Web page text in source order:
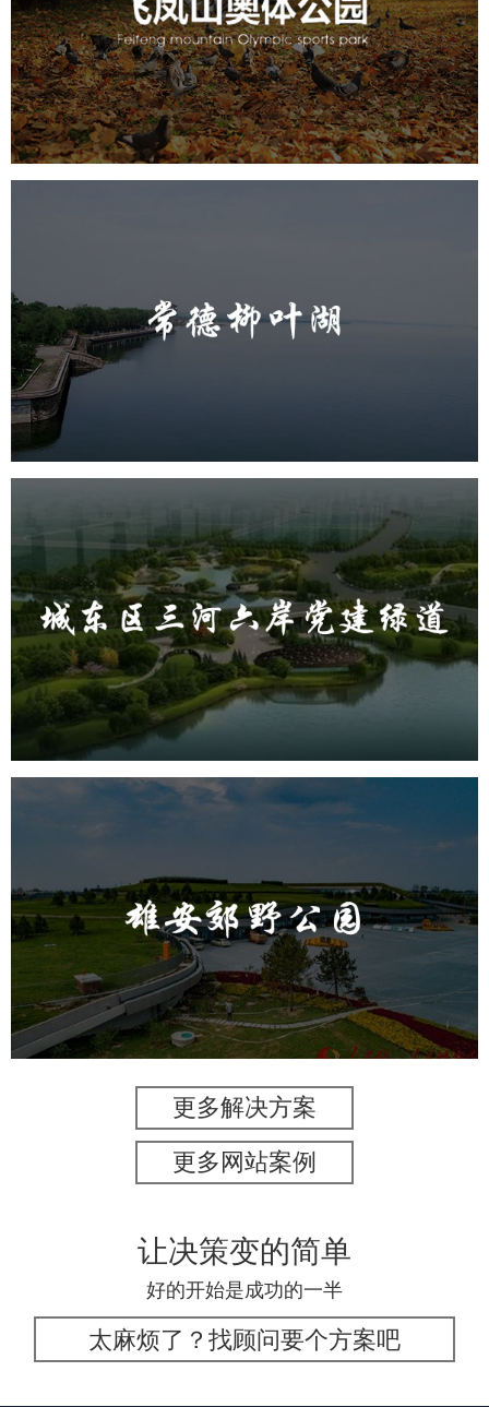
旅游休闲 公园 AI人工智能
智慧公园
智慧体育公园
智能步道 智能大数据平台
AR太极
智能体测
旅游休闲
城东区三河六岸党建绿道
旅游休闲 公园 AI人工智能 智慧公园
智能步道
AR太极
智能大数据平台
旅游休闲 公园 AI人工智能 智慧公园
智能照明系统
智能垃圾桶
更多解决方案
更多网站案例
让决策变的简单
好的开始是成功的一半
太麻烦了？找顾问要个方案吧